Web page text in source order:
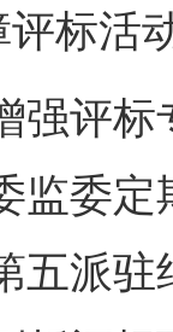
评标活
评标
监委
五派
谢